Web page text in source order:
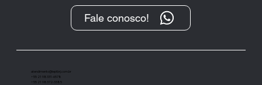
“O Protesto, após sua transformação
importante instrumento de cobrança”
Fale conosco!
atendimento@ieptbrj.com.br
+55 21 98331-6578
+55 21 98372-3385